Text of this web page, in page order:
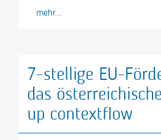
mehr...
7-stellige EU-
das
up contextflow